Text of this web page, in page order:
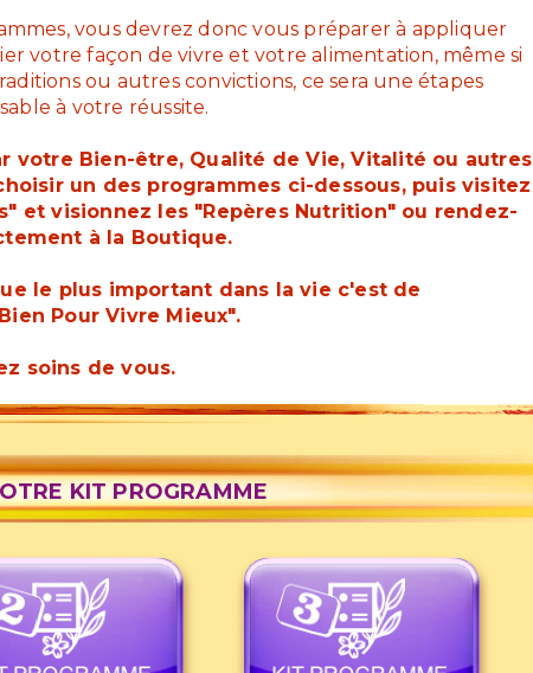
vous devrez donc vous préparer à appliquer
votre façon de vivre et votre alimentation, même si
ou autres convictions, ce sera une étapes
à votre réussite.
votre Bien-être, Qualité de Vie, Vitalité ou autres
un des programmes ci-dessous, puis visitez
et visionnez les "Repères Nutrition" ou rendez-
à la Boutique.
le plus important dans la vie c'est de
Pour Vivre Mieux".
soins de vous.
KIT PROGRAMME